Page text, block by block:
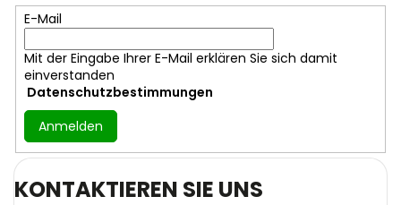
E-Mail
Mit der Eingabe Ihrer E-Mail erklären Sie sich damit
einverstanden
Datenschutzbestimmungen
Anmelden
KONTAKTIEREN SIE UNS